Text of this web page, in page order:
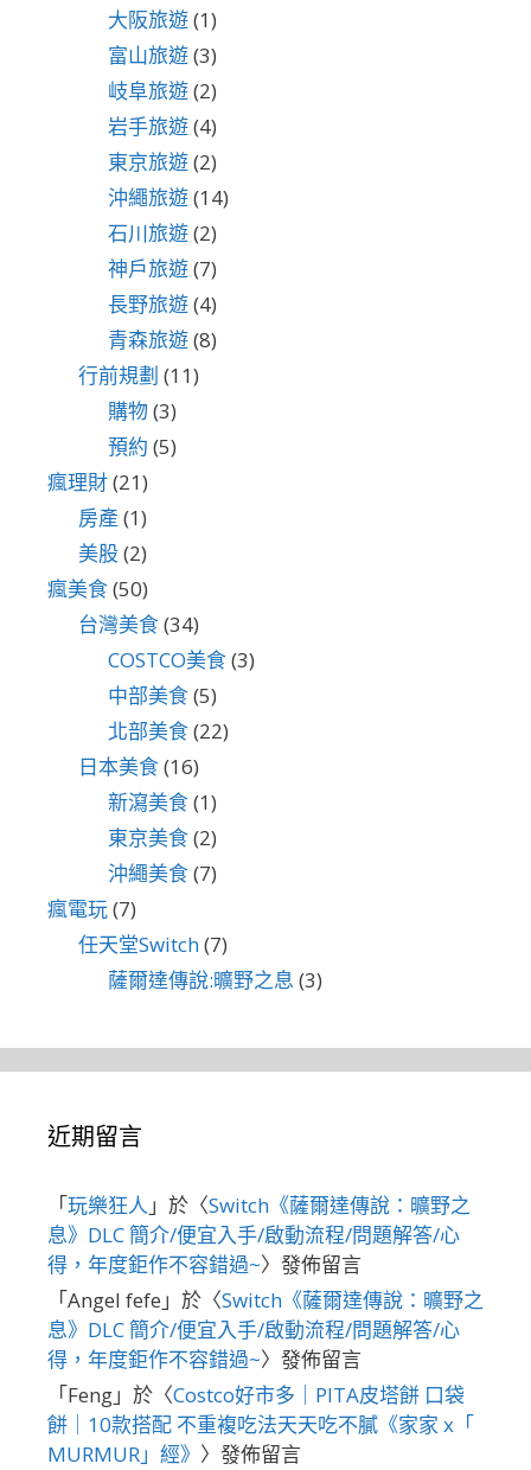
大阪旅遊(1)
富山旅遊(3)
岐阜旅遊(2)
岩手旅遊(4)
東京旅遊(2)
沖繩旅遊(14)
石川旅遊(2)
神戶旅遊(7)
長野旅遊(4)
青森旅遊(8)
行前規劃 (11)
購物(3)
預約 (5)
瘋理財(21)
房產 (1)
美股(2)
瘋美食(50)
台灣美食(34)
COSTCO美食(3)
中部美食(5)
北部美食(22)
日本美食(16)
新瀉美食(1)
東京美食(2)
沖繩美食(7)
瘋電玩(7)
任天堂Switch(7)
薩爾達傳說:曠野之息 (3)
近期留言
「玩樂狂人 」於〈Switch《薩爾達傳說：曠野之
息》DLC 簡介/便宜入手/啟動流程/問題解答/心
得，年度鉅作不容錯過~〉發佈留言
「Angel fefe 」於〈Switch《薩爾達傳說：曠野之
息》DLC 簡介/便宜入手/啟動流程/問題解答/心
得，年度鉅作不容錯過~〉發佈留言
「Feng」於〈Costco好市多｜PITA皮塔餅 口袋
餅｜10款搭配 不重複吃法天天吃不膩《家家 x「
MURMUR」經》 〉發佈留言